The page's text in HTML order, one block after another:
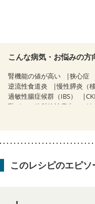
こんな病気・お悩みの方
腎機能の値が高い 狭心症
逆流性食道炎
慢性膵炎（
過敏性腸症候群（IBS）
乳がん（放射線治療中）
このレシピのエピソ